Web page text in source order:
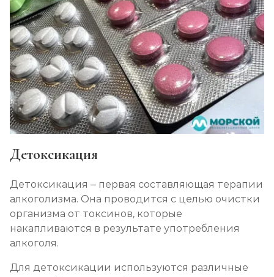
Детоксикация
Детоксикация – первая составляющая терапии
алкоголизма. Она проводится с целью очистки
организма от токсинов, которые
накапливаются в результате употребления
алкоголя.
Для детоксикации используются различные